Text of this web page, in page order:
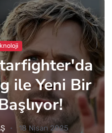
ile Yeni Bir
18 Nisan 2025